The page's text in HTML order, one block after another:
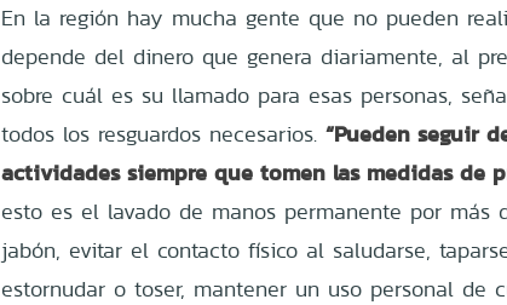
En la región hay mucha gente que no pueden
depende del dinero que genera diariamente, al
sobre cuál es su llamado para esas personas,
todos los resguardos necesarios.“Pueden seguir
actividades siempre que tomen las medidas de
esto es el lavado de manos permanente por más
jabón, evitar el contacto físico al saludarse,
estornudar o toser, mantener un uso personal de